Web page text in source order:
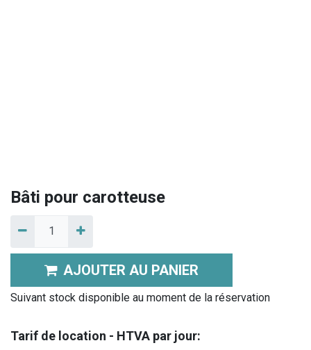
Bâti pour carotteuse
AJOUTER AU PANIER
Suivant stock disponible au moment de la réservation
Tarif de location - HTVA par jour: